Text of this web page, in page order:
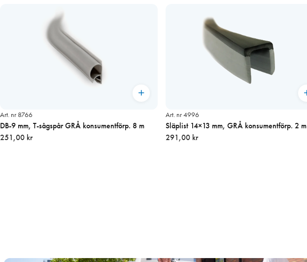
Art. nr 8766
DB-9 mm, T-sågspår GRÅ konsumentförp. 8 m
251,00 kr
Art. nr 4996
Släplist 14×13 mm, GRÅ konsumentförp. 2 m
291,00 kr